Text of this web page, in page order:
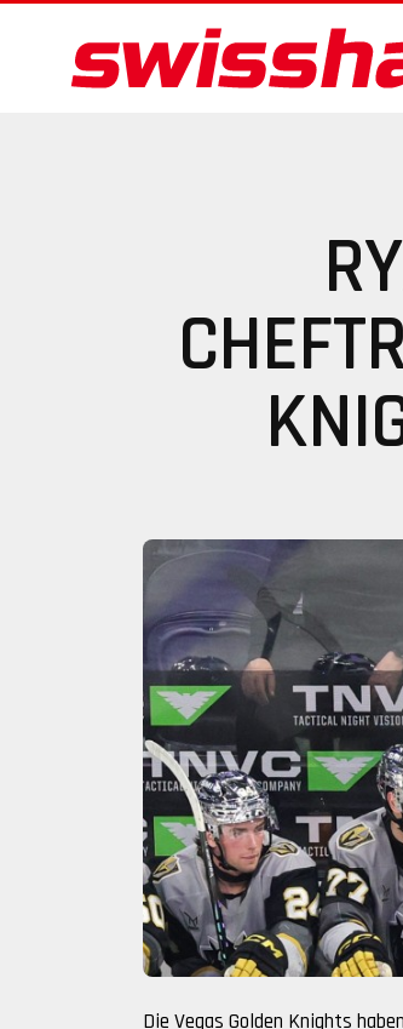
Die Vegas Golden Knights